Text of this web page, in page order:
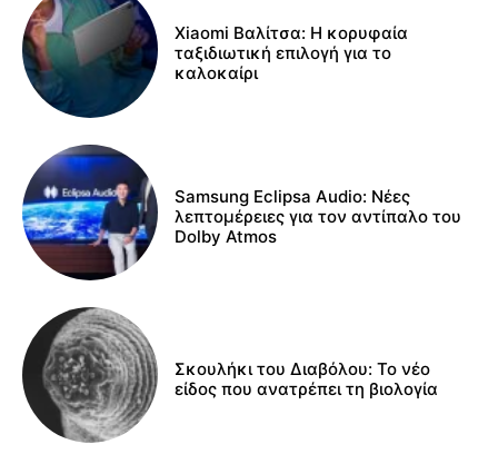
Xiaomi Βαλίτσα: Η κορυφαία
ταξιδιωτική επιλογή για το
καλοκαίρι
Samsung Eclipsa Audio: Νέες
λεπτομέρειες για τον αντίπαλο του
Dolby Atmos
Σκουλήκι του Διαβόλου: Το νέο
είδος που ανατρέπει τη βιολογία